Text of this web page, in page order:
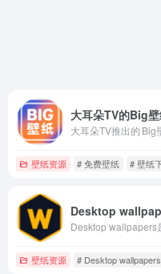
大耳朵TV的Big
壁纸资源 # 免费壁纸 # 壁纸
Desktop
壁纸资源 # Desktop wallpapers